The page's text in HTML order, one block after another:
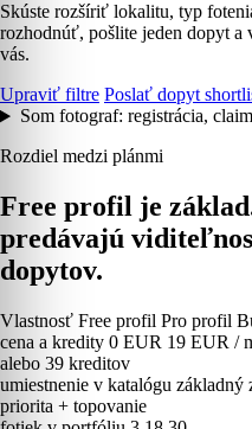
Skúste rozšíriť lokalitu, typ
rozhodnúť, pošlite jeden dopyt a
vás.
Upraviť filtre Poslať dopyt
Som fotograf: registrácia,
Rozdiel medzi plánmi
Free profil je
predávajú
dopytov.
Vlastnosť Free profil Pro profil
cena a kredity 0 EUR 19 EUR /
alebo 39 kreditov
umiestnenie v katalógu základný
priorita + topovanie